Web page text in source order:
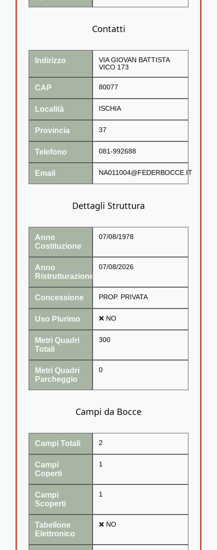
Contatti
Indirizzo
VIA GIOVAN BATTISTA
VICO 173
CAP 80077
Località ISCHIA
Provincia 37
Telefono 081-992688
Email NA011004@FEDERBOCCE.IT
Dettagli Struttura
Anno
Costituzione
07/08/1978
Anno
Ristrutturazione
07/08/2026
Concessione PROP. PRIVATA
Uso Plurimo ❌ NO
Metri Quadri
Totali
300
Metri Quadri
Parcheggio
0
Campi da Bocce
Campi Totali 2
Campi
Coperti
1
Campi
Scoperti
1
Tabellone
Elettronico
❌ NO